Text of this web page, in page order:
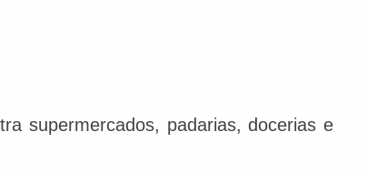
supermercados, padarias, docerias e